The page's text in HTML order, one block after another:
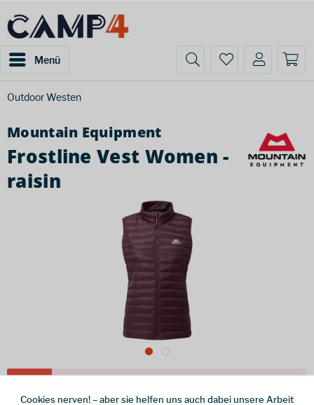
Menü
Outdoor Westen
Mountain Equipment
Frostline Vest Women -
raisin
Cookies nerven! – aber sie helfen uns auch dabei unsere Arbeit